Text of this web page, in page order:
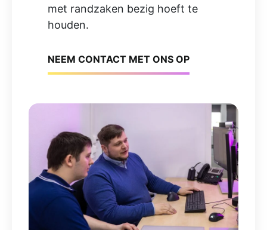
met randzaken bezig hoeft te
houden.
NEEM CONTACT MET ONS OP